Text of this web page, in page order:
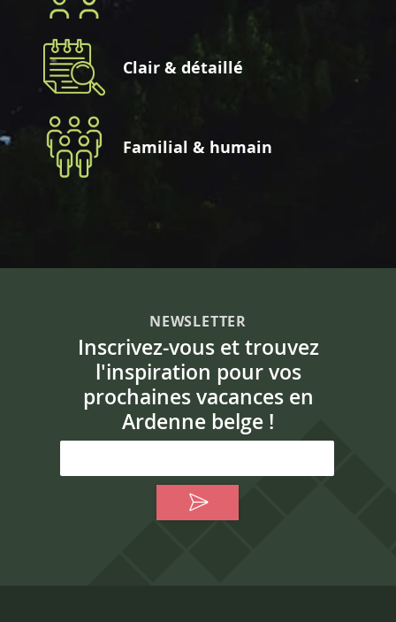
Clair & détaillé
Familial & humain
NEWSLETTER
Inscrivez-vous et trouvez
l'inspiration pour vos
prochaines vacances en
Ardenne belge !